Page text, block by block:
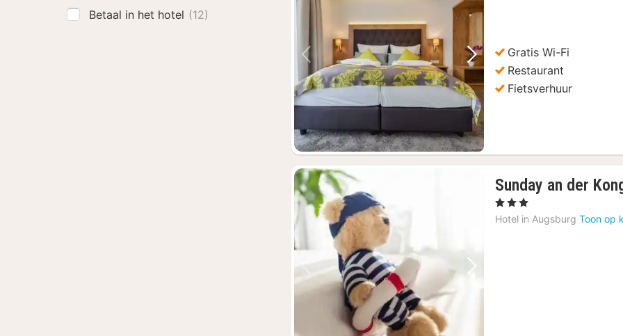
Vorige foto Volgende foto
Gratis Wi-Fi
Restaurant
Fietsverhuur
Vorige foto Volgende foto
Sunday an der
, 3 Sterren
Hotel in Augsburg Toon op
Betaal in het hotel (12)